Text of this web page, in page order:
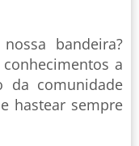
bandeira?
a
da comunidade
hastear sempre